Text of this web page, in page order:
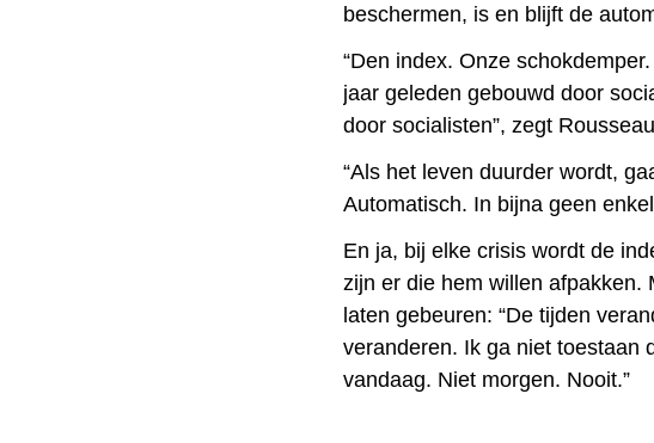
beschermen, is en blijft de
“Den index. Onze
jaar geleden gebouwd door
door socialisten”, zegt
“Als het leven duurder wordt,
Automatisch. In bijna geen
En ja, bij elke crisis wordt de
zijn er die hem willen afpakken.
laten gebeuren: “De tijden
veranderen. Ik ga niet toestaan
vandaag. Niet morgen. Nooit.”